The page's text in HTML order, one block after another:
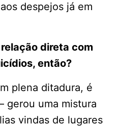
despejos já em
direta com
então?
plena ditadura, é
gerou uma mistura
vindas de lugares